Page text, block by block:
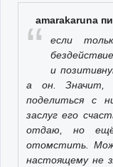
amarakaruna
если
и
а он. Значит,
поделиться с
заслуг его
отдаю, но
отомстить.
настоящему не